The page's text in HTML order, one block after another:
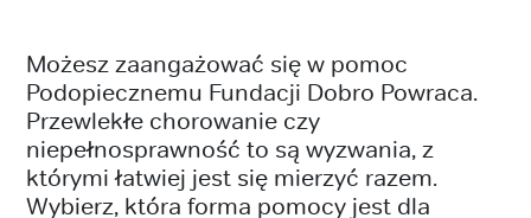
Możesz zaangażować się w pomoc
Podopiecznemu Fundacji Dobro Powraca.
Przewlekłe chorowanie czy
niepełnosprawność to są wyzwania, z
którymi łatwiej jest się mierzyć razem.
Wybierz, która forma pomocy jest dla